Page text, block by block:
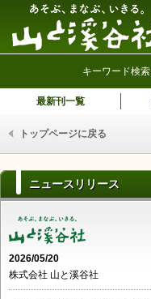
キーワード検索
最新刊一覧
トップページに戻る
ニュースリリース
2026/05/20
株式会社 山と溪谷社